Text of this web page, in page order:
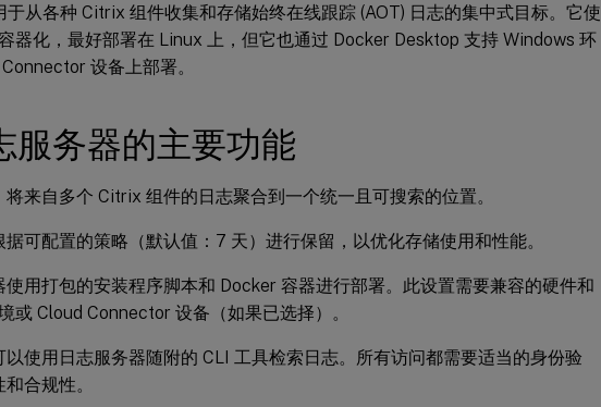
于从各种 Citrix 组件收集和存储始终在线跟踪 (AOT) 日志的集中式目标。它使
器化，最好部署在 Linux 上，但它也通过 Docker Desktop 支持 Windows 环
设备上部署。
服务器的主要功能
将来自多个 Citrix 组件的日志聚合到一个统一且可搜索的位置。
据可配置的策略（默认值：7 天）进行保留，以优化存储使用和性能。
使用打包的安装程序脚本和 Docker 容器进行部署。此设置需要兼容的硬件和
或 Cloud Connector 设备（如果已选择）。
以使用日志服务器随附的 CLI 工具检索日志。所有访问都需要适当的身份验
合规性。